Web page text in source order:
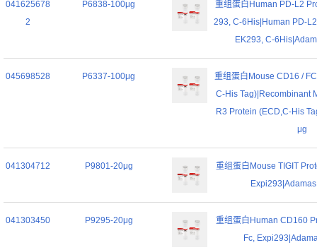
041625678
2
P6838-100μg
重组蛋白Human PD-L2
293, C-6His|Human PD-
EK293, C-
045698528 P6337-100μg
重组蛋白Mouse CD16 /
C-His Tag)|Recombinant
R3 Protein (ECD,C-His
μg
041304712 P9801-20μg
重组蛋白Mouse TIGIT
041303450 P9295-20μg
重组蛋白Human CD160
Fc,